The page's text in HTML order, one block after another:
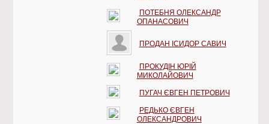
ПОТЕБНЯ ОЛЕКСАНДР
ОПАНАСОВИЧ
ПРОДАН ІСИДОР САВИЧ
ПРОКУДІН ЮРІЙ
МИКОЛАЙОВИЧ
ПУГАЧ ЄВГЕН ПЕТРОВИЧ
РЕДЬКО ЄВГЕН
ОЛЕКСАНДРОВИЧ